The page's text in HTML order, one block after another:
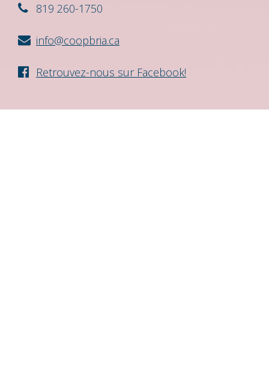
819 260-1750
info@coopbria.ca
Retrouvez-nous sur Facebook!